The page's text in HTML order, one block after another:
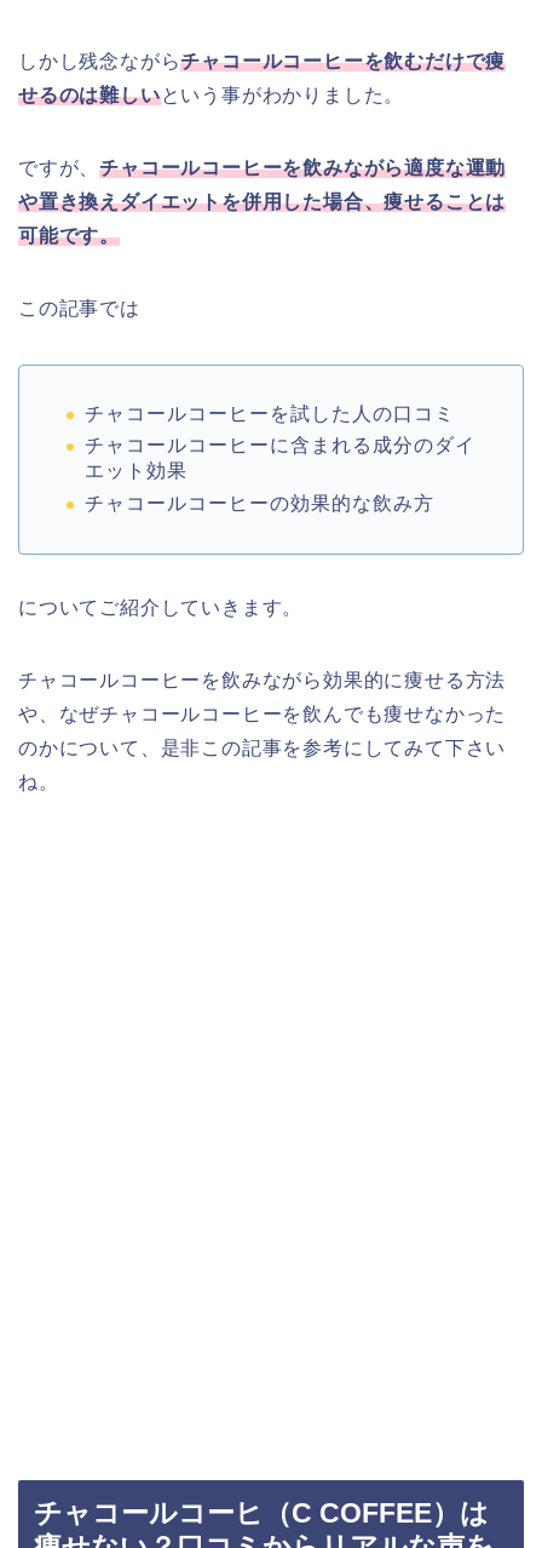
しかし残念ながらチャコールコーヒーを飲むだけで痩
せるのは難しいという事がわかりました。
ですが、チャコールコーヒーを飲みながら適度な運動
や置き換えダイエットを併用した場合、痩せることは
可能です。
この記事では
チャコールコーヒーを試した人の口コミ
チャコールコーヒーに含まれる成分のダイ
エット効果
チャコールコーヒーの効果的な飲み方
についてご紹介していきます。
チャコールコーヒーを飲みながら効果的に痩せる方法
や、なぜチャコールコーヒーを飲んでも痩せなかった
のかについて、是非この記事を参考にしてみて下さい
ね。
チャコールコーヒ（C COFFEE）は